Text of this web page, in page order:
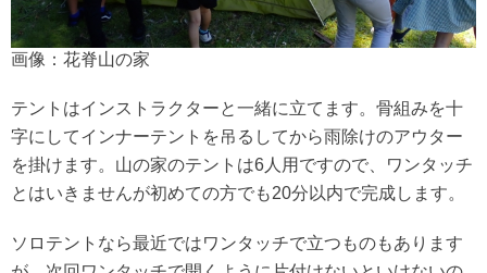
画像：花脊山の家
テントはインストラクターと一緒に立てます。骨組みを十
字にしてインナーテントを吊るしてから雨除けのアウター
を掛けます。山の家のテントは6人用ですので、ワンタッチ
とはいきませんが初めての方でも20分以内で完成します。
ソロテントなら最近ではワンタッチで立つものもあります